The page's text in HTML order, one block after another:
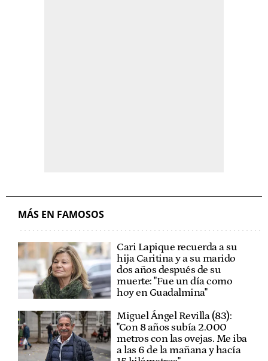
MÁS EN FAMOSOS
Cari Lapique recuerda a su
hija Caritina y a su marido
dos años después de su
muerte: "Fue un día como
hoy en Guadalmina"
Miguel Ángel Revilla (83):
"Con 8 años subía 2.000
metros con las ovejas. Me iba
a las 6 de la mañana y hacía